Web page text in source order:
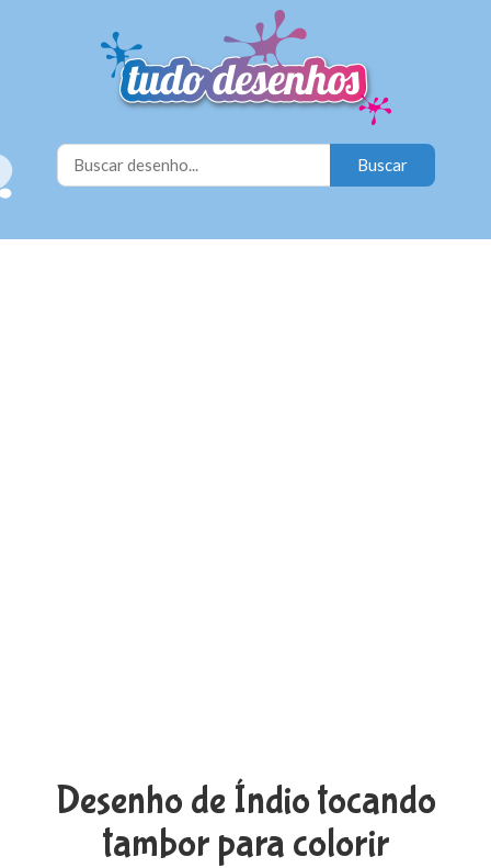
Desenho de Índio tocando
tambor para colorir